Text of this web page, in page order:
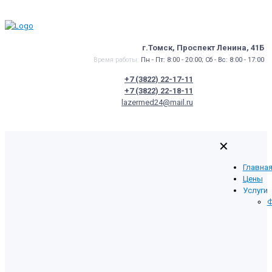
г.Томск, Проспект Ленина, 41Б
Время работы: Пн - Пт: 8:00 - 20:00; Сб - Вс: 8:00 - 17:00
+7 (3822) 22-17-11
+7 (3822) 22-18-11
lazermed24@mail.ru
✕
Главная
Цены
Услуги